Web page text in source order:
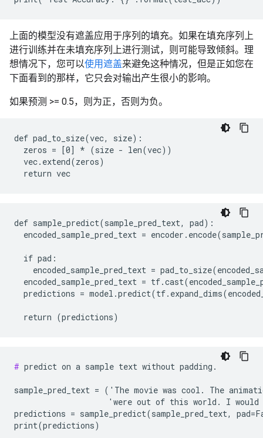
上面的模型没有遮盖应用于序列的填充。如果在填充序列上
进行训练并在未填充序列上进行测试，则可能导致倾斜。理
想情况下，您可以使用遮盖来避免这种情况，但是正如您在
下面看到的那样，它只会对输出产生很小的影响。
如果预测 >= 0.5，则为正，否则为负。
def pad_to_size(vec, size):
  zeros = [0] * (size - len(vec))
  vec.extend(zeros)
def sample_predict(sample_pred_text, pad):
encoded_sample_pred_text =
  if pad:
encoded_sample_pred_text =
encoded_sample_pred_text =
predictions =
# predict on a sample text without padding.
sample_pred_text = ('The movie was cool. The
'were out of this world. I
predictions = sample_predict(sample_pred_text,